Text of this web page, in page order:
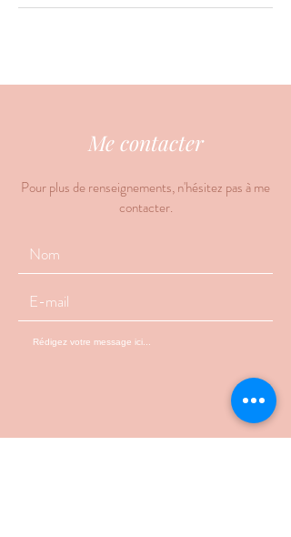
Me contacter
Pour plus de renseignements, n'hésitez pas à me
contacter.